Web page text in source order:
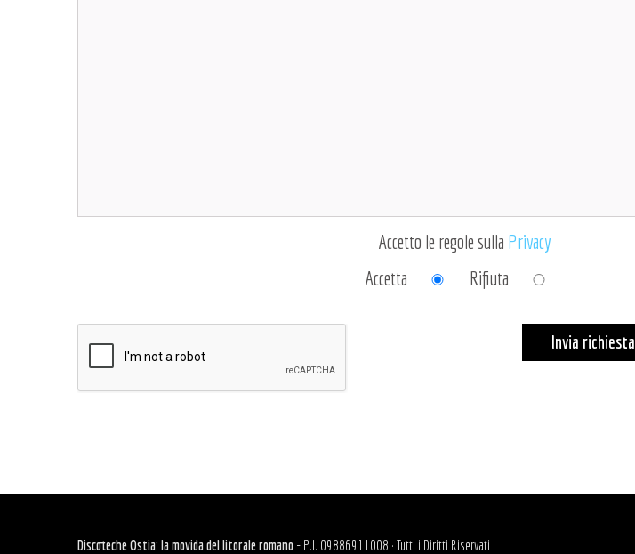
Accetto le regole sulla Privacy
Accetta
Rifiuta
Invia richiesta
Discoteche Ostia: la movida del litorale romano - P.I. 09886911008 · Tutti i Diritti Riservati